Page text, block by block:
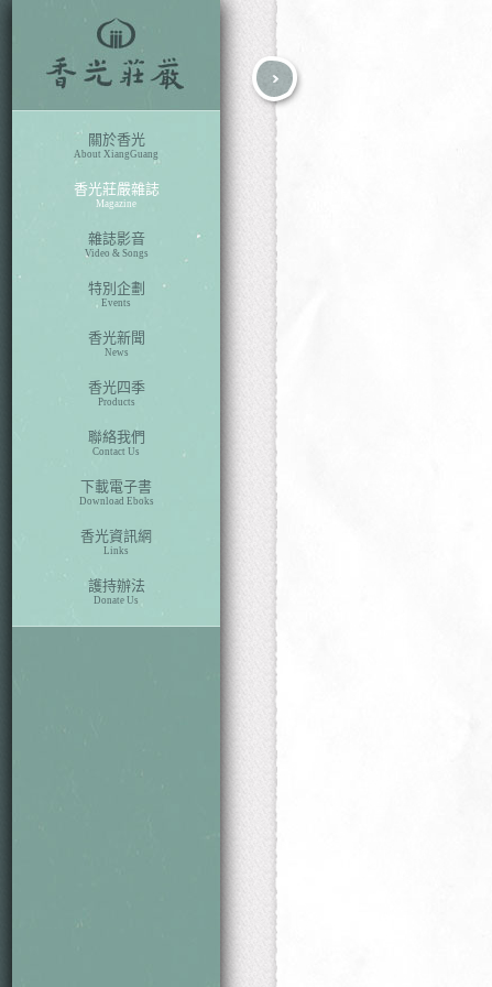
關於香光
About XiangGuang
香光莊嚴雜誌
Magazine
雜誌影音
Video & Songs
特別企劃
Events
香光新聞
News
香光四季
Products
聯絡我們
Contact Us
下載電子書
Download Eboks
香光資訊網
Links
護持辦法
Donate Us